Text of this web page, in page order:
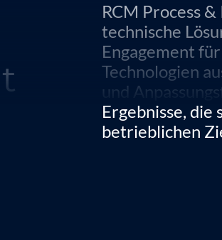
RCM Process
technische
Engagement
Technologien
und
Ergebnisse, die
betrieblichen